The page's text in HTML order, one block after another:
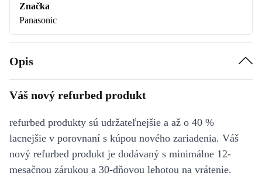
Značka
Panasonic
Opis
Váš nový refurbed produkt
refurbed produkty sú udržateľnejšie a až o 40 %
lacnejšie v porovnaní s kúpou nového zariadenia. Váš
nový refurbed produkt je dodávaný s minimálne 12-
mesačnou zárukou a 30-dňovou lehotou na vrátenie.